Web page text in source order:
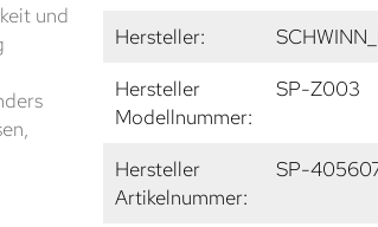
und
Hersteller:
Hersteller
Modellnummer:
SP-Z003
Hersteller
Artikelnummer:
SP-